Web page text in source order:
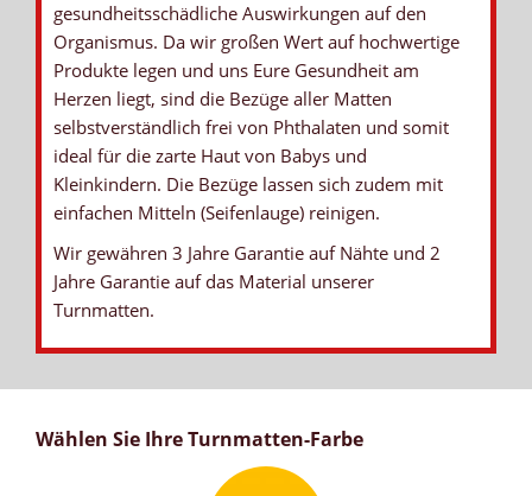
gesundheitsschädliche Auswirkungen auf den
Organismus. Da wir großen Wert auf hochwertige
Produkte legen und uns Eure Gesundheit am
Herzen liegt, sind die Bezüge aller Matten
selbstverständlich frei von Phthalaten und somit
ideal für die zarte Haut von Babys und
Kleinkindern. Die Bezüge lassen sich zudem mit
einfachen Mitteln (Seifenlauge) reinigen.
Wir gewähren 3 Jahre Garantie auf Nähte und 2
Jahre Garantie auf das Material unserer
Turnmatten.
Wählen Sie Ihre Turnmatten-Farbe